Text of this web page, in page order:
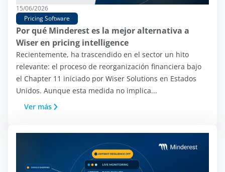
15/06/2026
Pricing Software
Por qué Minderest es la mejor alternativa a
Wiser en pricing intelligence
Recientemente, ha trascendido en el sector un hito
relevante: el proceso de reorganización financiera bajo
el Chapter 11 iniciado por Wiser Solutions en Estados
Unidos. Aunque esta medida no implica...
Ver más